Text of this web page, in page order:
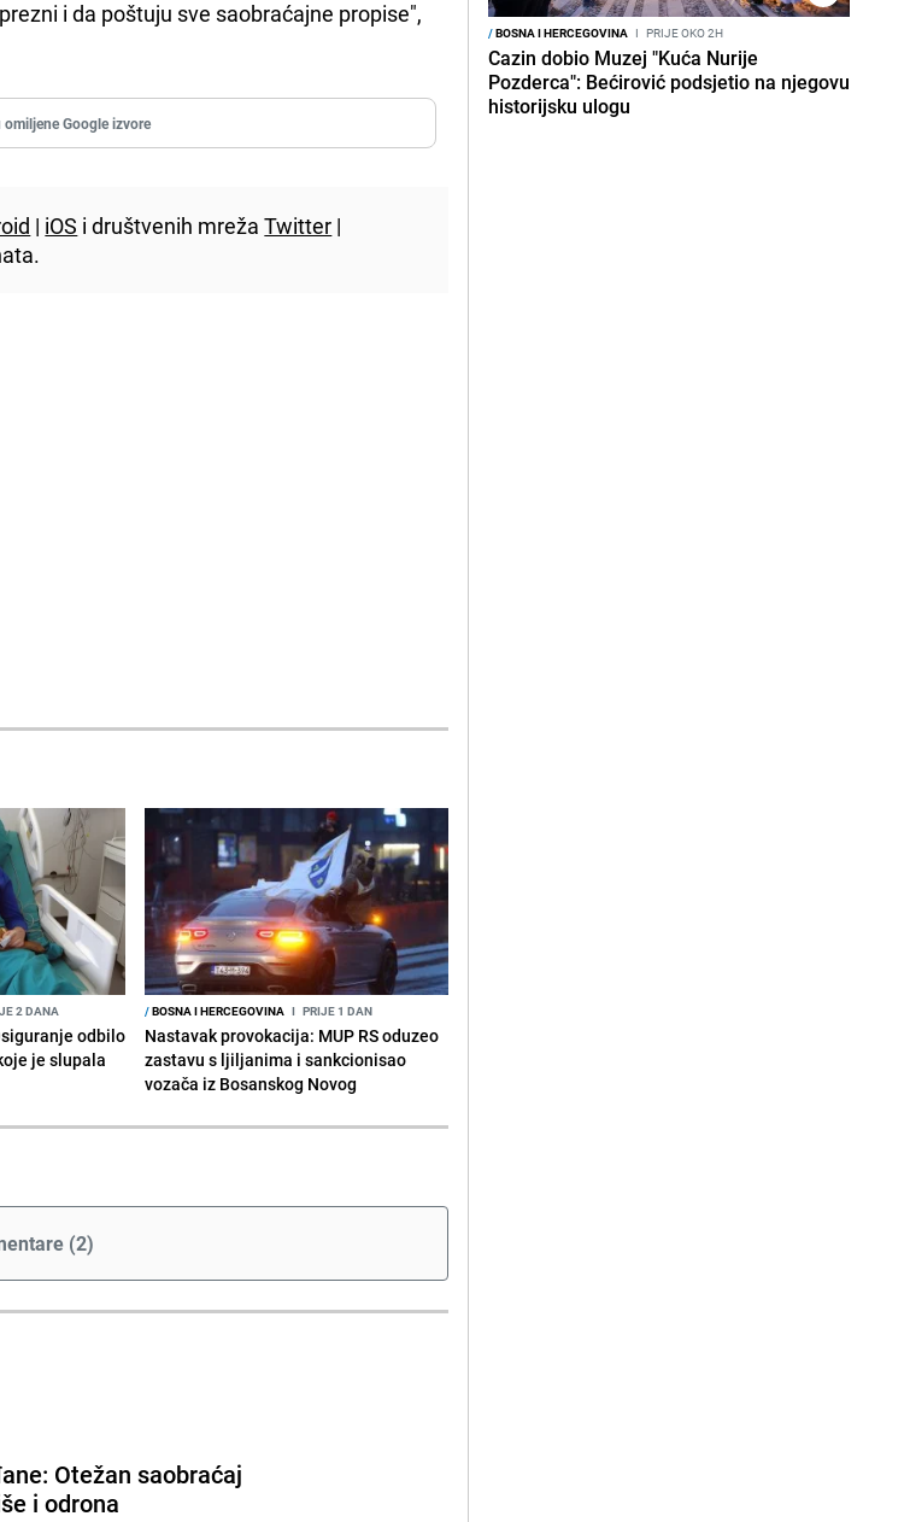
i da poštuju sve saobraćajne propise",
Google izvore
| iOS i društvenih mrežaTwitter |
2 DANA
odbilo
je slupala
/BOSNA I HERCEGOVINA I PRIJE 1 DAN
Nastavak provokacija: MUP RS oduzeo
zastavu s ljiljanima i sankcionisao
vozača iz Bosanskog Novog
(2)
Otežan saobraćaj
i odrona
/BOSNA I HERCEGOVINA I PRIJE OKO 2H
Cazin dobio Muzej "Kuća Nurije
Pozderca": Bećirović podsjetio na njegovu
historijsku ulogu